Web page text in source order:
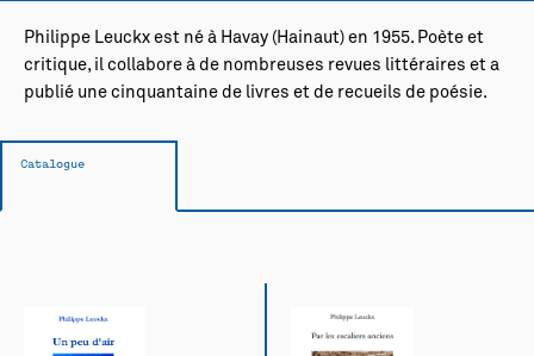
Actualités
Philippe Leuckx est né à Havay (Hainaut) en 1955. Poète et
critique, il collabore à de nombreuses revues littéraires et a
publié une cinquantaine de livres et de recueils de poésie.
Catalogue